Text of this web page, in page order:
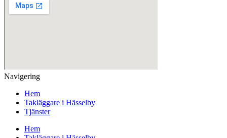
Navigering
Hem
Takläggare i Hässelby
Tjänster
Hem